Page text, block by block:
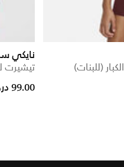
(للبنات)
نايكي
تيشيرت
Price reduced from
to
99.00 درهم